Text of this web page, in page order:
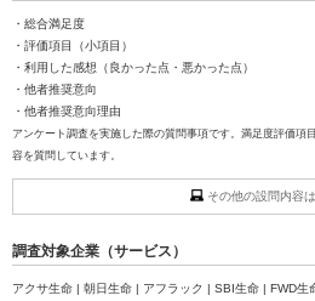
・総合満足度
・評価項目（小項目）
・利用した感想（良かった点・悪かった点）
・他者推奨意向
・他者推奨意向理由
アンケート調査を実施した際の質問事項です。満足度評価項
容を質問しています。
その他の設問内容
調査対象企業（サービス）
アクサ生命 | 朝日生命 | アフラック | SBI生命 | FWD